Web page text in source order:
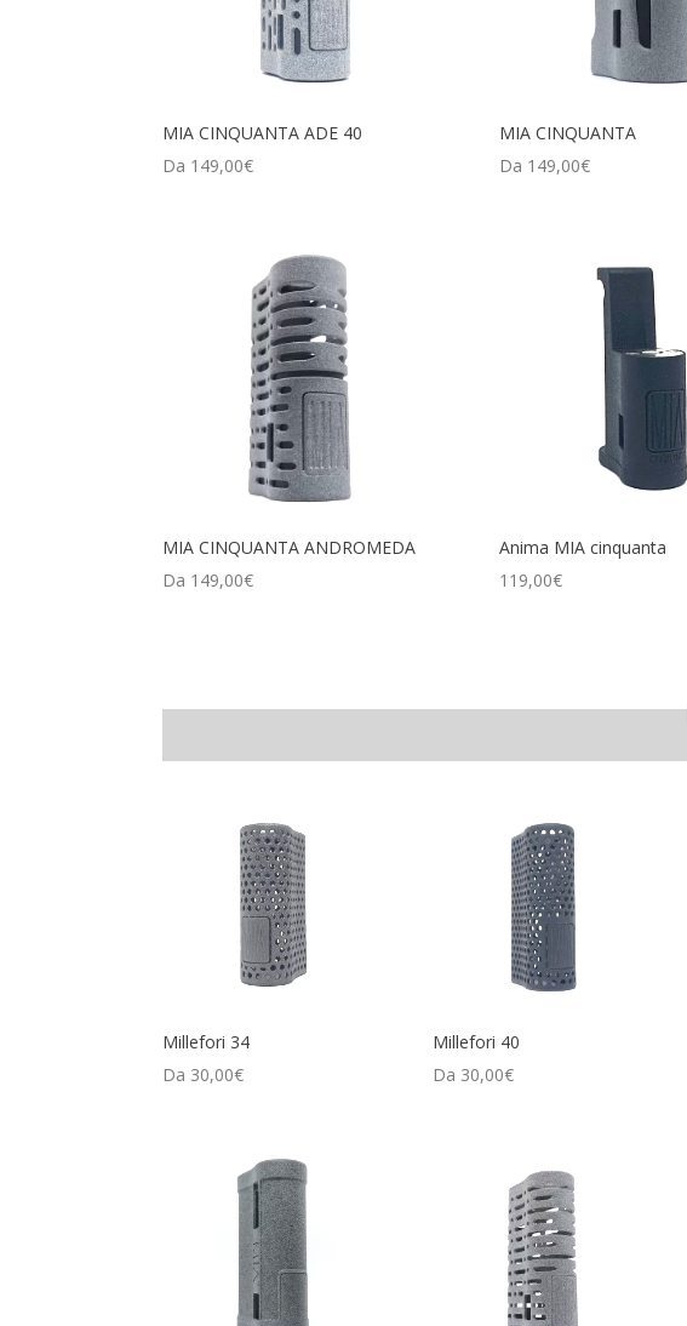
MIA CINQUANTA ADE 40
Da 149,00€
MIA CINQUANTA
Da 149,00€
MIA CINQUANTA ANDROMEDA
Da 149,00€
Anima MIA cinquanta
119,00€
Millefori 34
Da 30,00€
Millefori 40
Da 30,00€